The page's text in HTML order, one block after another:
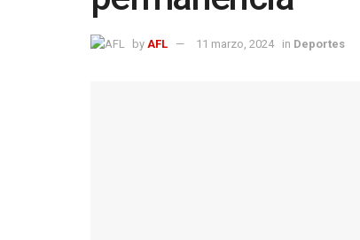
by AFL 11 marzo, 2024 in Deportes